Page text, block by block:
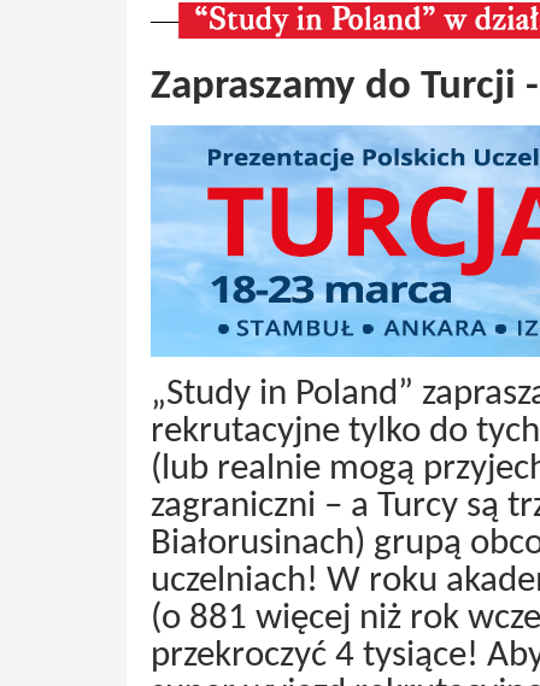
Zapraszamy do
„Study in Poland”
rekrutacyjne tylko do
(lub realnie mogą
zagraniczni – a Turcy są
Białorusinach) grupą
uczelniach! W roku
(o 881 więcej niż rok
przekroczyć 4 tysiące!